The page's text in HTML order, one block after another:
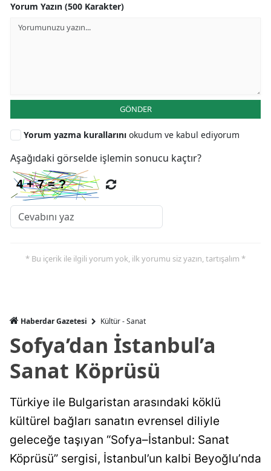
Yorum Yazın (500 Karakter)
GÖNDER
Yorum yazma kurallarını okudum ve kabul ediyorum
Aşağıdaki görselde işlemin sonucu kaçtır?
* Bu içerik ile ilgili yorum yok, ilk yorumu siz yazın, tartışalım *
Haberdar Gazetesi Kültür - Sanat
Sofya’dan İstanbul’a
Sanat Köprüsü
Türkiye ile Bulgaristan arasındaki köklü
kültürel bağları sanatın evrensel diliyle
geleceğe taşıyan “Sofya–İstanbul: Sanat
Köprüsü” sergisi, İstanbul’un kalbi Beyoğlu’nda